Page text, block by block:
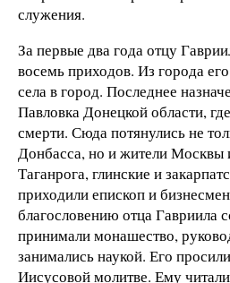
служения.
За первые два года отцу
восемь приходов. Из города
села в город. Последнее
Павловка Донецкой области,
смерти. Сюда потянулись не
Донбасса, но и жители Москвы
Таганрога, глинские и
приходили епископ и
благословению отца Гавриила
принимали монашество,
занимались наукой. Его
Иисусовой молитве. Ему